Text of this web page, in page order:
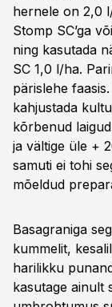
hernele on 2,0
Stomp SC’ga
ning kasutada
SC 1,0 l/ha.
pärislehe
kahjustada
kõrbenud
ja vältige üle +
samuti ei tohi
mõeldud
Basagraniga
kummelit,
harilikku
kasutage ainult